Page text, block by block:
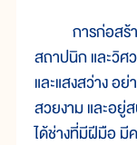
การก่อสร้า
สถาปนิก และวิศ
และแสงสว่าง อ
สวยงาม และอยู่
ได้ช่างที่มีฝีมือ มี